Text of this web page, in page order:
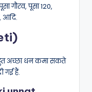
गौरव, पूसा 120,
आदि.
अच्छा धन कमा सकते
गई हैं.